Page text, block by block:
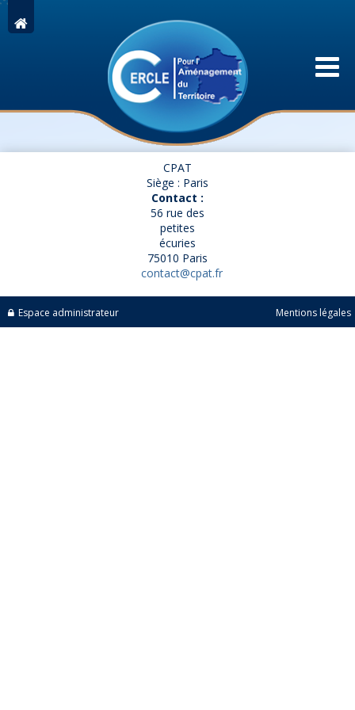
CPAT
Siège : Paris
Contact :
56 rue des
petites
écuries
75010 Paris
contact@cpat.fr
Espace administrateur Mentions légales